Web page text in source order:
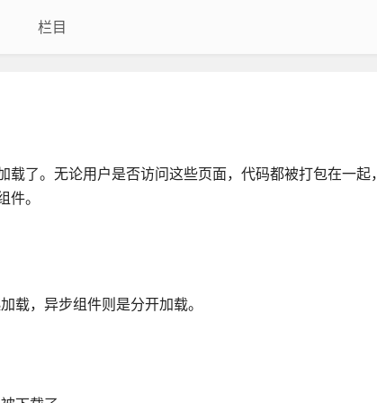
栏目
了。无论用户是否访问这些页面，代码都被打包在一起，
。
载，异步组件则是分开加载。